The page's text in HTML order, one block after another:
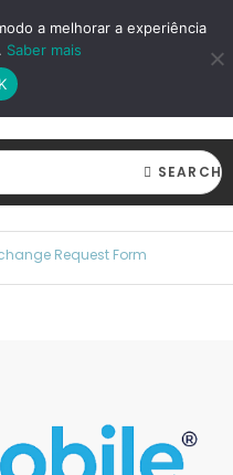
SEARCH
Request Form
a melhorar a experiência
Saber mais